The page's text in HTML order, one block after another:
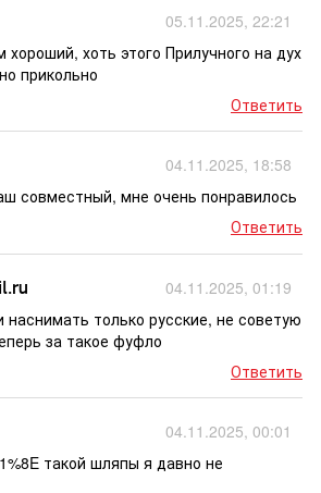
05.11.2025, 22:21
хоть этого Прилучного на дух
прикольно
Ответить
04.11.2025, 18:58
совместный, мне очень понравилось
Ответить
04.11.2025, 01:19
только русские, не советую
за такое фуфло
Ответить
04.11.2025, 00:01
такой шляпы я давно не